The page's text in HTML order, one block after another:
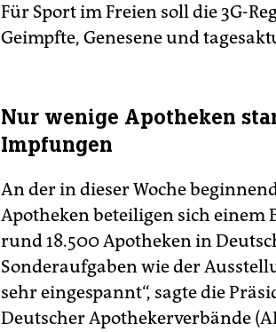
Für Sport im Freien soll die 3G-
Geimpfte, Genesene und
Nur wenige Apotheken
Impfungen
An der in dieser Woche
Apotheken beteiligen sich
rund 18.500 Apotheken in
Sonderaufgaben wie der
sehr eingespannt“, sagte die
Deutscher Apothekerverbände